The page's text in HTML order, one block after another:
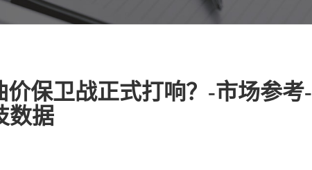
保卫战正式打响？-市场参考-
数据